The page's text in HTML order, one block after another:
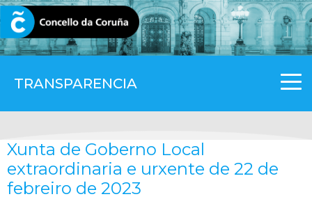
TRANSPARENCIA
CORUNA.GAL
Xunta de Goberno Local
extraordinaria e urxente de 22 de
febreiro de 2023